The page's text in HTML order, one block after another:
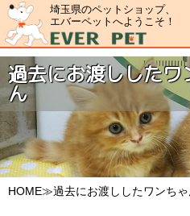
埼玉県のペットショップ、
エバーペットへようこそ！
過去にお渡しした
ん
HOME≫過去にお渡ししたワンち